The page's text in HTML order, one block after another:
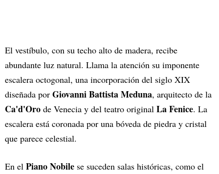
El vestíbulo, con su techo alto de madera, recibe
abundante luz natural. Llama la atención su imponente
escalera octogonal, una incorporación del siglo XIX
diseñada por Giovanni Battista Meduna, arquitecto de la
Ca'd'Oro de Venecia y del teatro original La Fenice. La
escalera está coronada por una bóveda de piedra y cristal
que parece celestial.
En el Piano Nobile se suceden salas históricas, como el